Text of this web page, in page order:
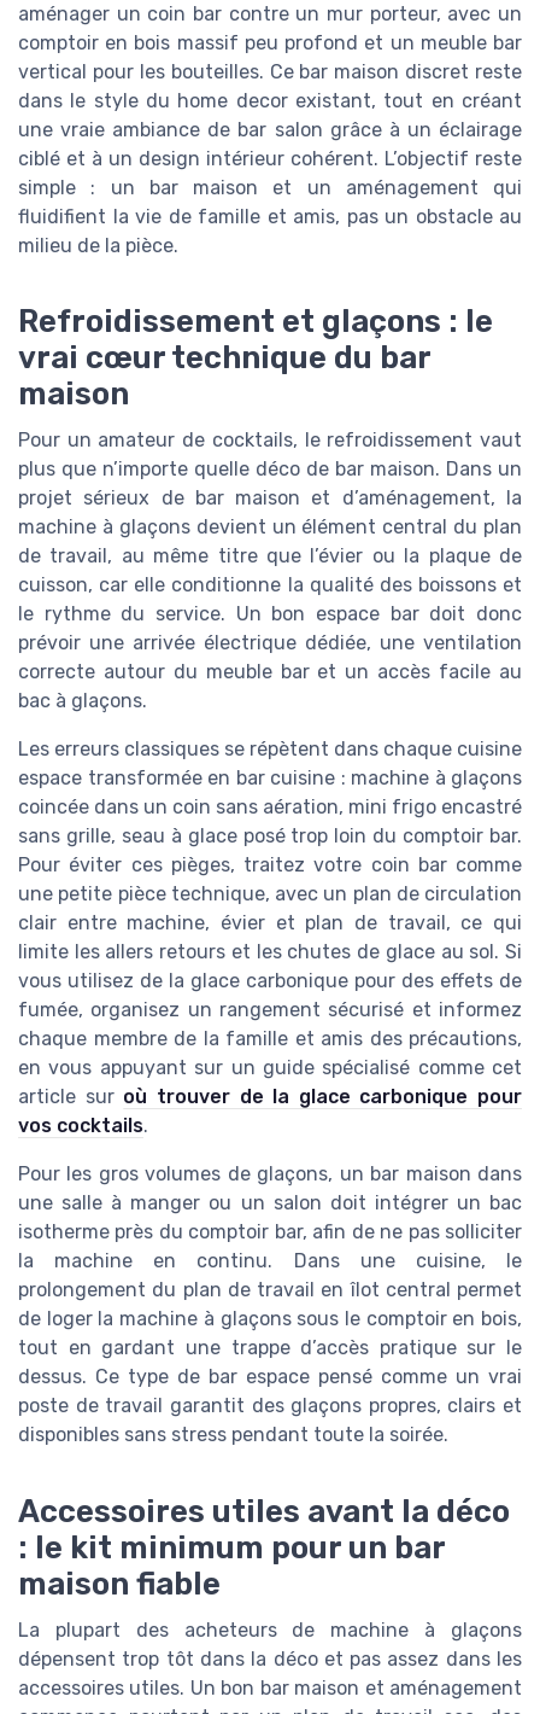
aménager un coin bar contre un mur porteur, avec un
comptoir en bois massif peu profond et un meuble bar
vertical pour les bouteilles. Ce bar maison discret reste
dans le style du home decor existant, tout en créant
une vraie ambiance de bar salon grâce à un éclairage
ciblé et à un design intérieur cohérent. L’objectif reste
simple : un bar maison et un aménagement qui
fluidifient la vie de famille et amis, pas un obstacle au
milieu de la pièce.
Refroidissement et glaçons : le
vrai cœur technique du bar
maison
Pour un amateur de cocktails, le refroidissement vaut
plus que n’importe quelle déco de bar maison. Dans un
projet sérieux de bar maison et d’aménagement, la
machine à glaçons devient un élément central du plan
de travail, au même titre que l’évier ou la plaque de
cuisson, car elle conditionne la qualité des boissons et
le rythme du service. Un bon espace bar doit donc
prévoir une arrivée électrique dédiée, une ventilation
correcte autour du meuble bar et un accès facile au
bac à glaçons.
Les erreurs classiques se répètent dans chaque cuisine
espace transformée en bar cuisine : machine à glaçons
coincée dans un coin sans aération, mini frigo encastré
sans grille, seau à glace posé trop loin du comptoir bar.
Pour éviter ces pièges, traitez votre coin bar comme
une petite pièce technique, avec un plan de circulation
clair entre machine, évier et plan de travail, ce qui
limite les allers retours et les chutes de glace au sol. Si
vous utilisez de la glace carbonique pour des effets de
fumée, organisez un rangement sécurisé et informez
chaque membre de la famille et amis des précautions,
en vous appuyant sur un guide spécialisé comme cet
article sur où trouver de la glace carbonique pour
vos cocktails.
Pour les gros volumes de glaçons, un bar maison dans
une salle à manger ou un salon doit intégrer un bac
isotherme près du comptoir bar, afin de ne pas solliciter
la machine en continu. Dans une cuisine, le
prolongement du plan de travail en îlot central permet
de loger la machine à glaçons sous le comptoir en bois,
tout en gardant une trappe d’accès pratique sur le
dessus. Ce type de bar espace pensé comme un vrai
poste de travail garantit des glaçons propres, clairs et
disponibles sans stress pendant toute la soirée.
Accessoires utiles avant la déco
: le kit minimum pour un bar
maison fiable
La plupart des acheteurs de machine à glaçons
dépensent trop tôt dans la déco et pas assez dans les
accessoires utiles. Un bon bar maison et aménagement